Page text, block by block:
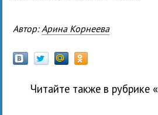
Автор: Арина Корнеева
Читайте также в рубрике «